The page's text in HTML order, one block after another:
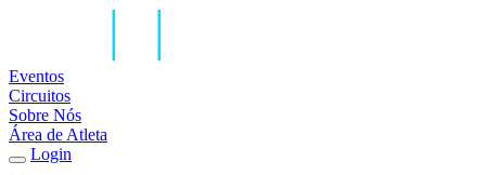
Eventos
Circuitos
Sobre Nós
Área de Atleta
Login